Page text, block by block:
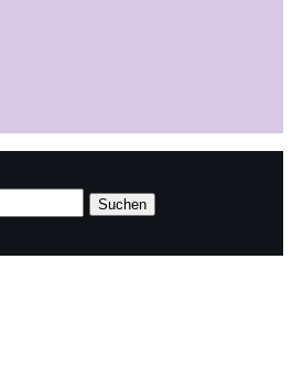
Suchen